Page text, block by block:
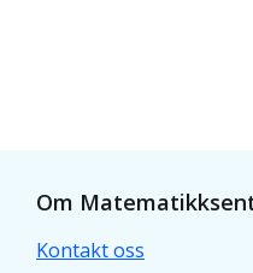
Om
Kontakt oss